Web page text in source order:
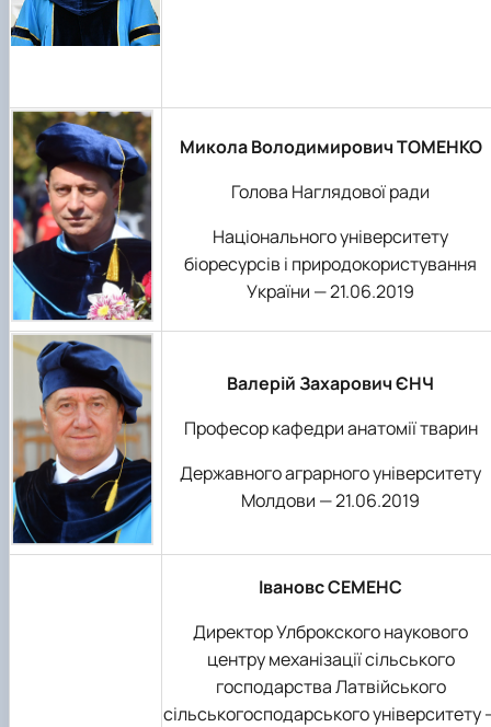
Микола Володимирович ТОМЕНКО
Голова Наглядової ради
Національного університету
біоресурсів і природокористування
України — 21.06.2019
Валерій Захарович ЄНЧ
Професор кафедри анатомії тварин
Державного аграрного університету
Молдови — 21.06.2019
Івановс СЕМЕНС
Директор Улброкского наукового
центру механізації сільського
господарства Латвійського
сільськогосподарського університету